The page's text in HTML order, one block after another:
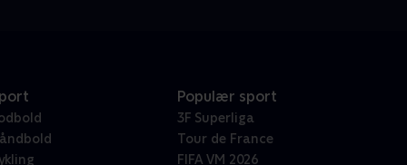
Populær sport
3F Superliga
Tour de France
FIFA VM 2026